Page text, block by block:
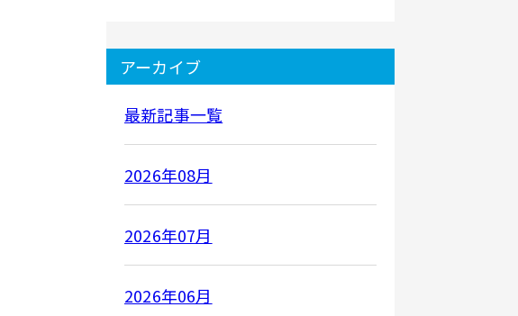
アーカイブ
最新記事一覧
2026年08月
2026年07月
2026年06月